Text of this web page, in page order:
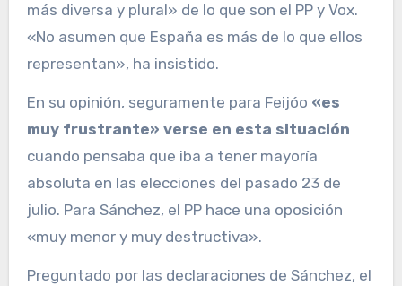
más diversa y plural» de lo que son el PP y Vox.
«No asumen que España es más de lo que ellos
representan», ha insistido.
En su opinión, seguramente para Feijóo «es
muy frustrante» verse en esta situación
cuando pensaba que iba a tener mayoría
absoluta en las elecciones del pasado 23 de
julio. Para Sánchez, el PP hace una oposición
«muy menor y muy destructiva».
Preguntado por las declaraciones de Sánchez, el